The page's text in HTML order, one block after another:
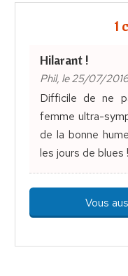
1
Hilarant !
Phil, le 25/07/2016
Difficile de ne
femme ultra-
de la bonne
les jours de blues !
Vous